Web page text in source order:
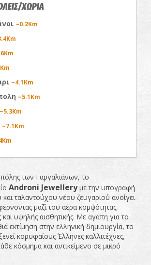
ΧΩΡΙΑ
~0.2Km
~4.1Km
~5.1Km
~5.3Km
~7.1Km
πόλης των Γαργαλιάνων, το
Androni Jewelleryμε την υπογραφή
ταλαντούχου νέου ζευγαριού ανοίγει
μαζί του αέρα κομψότητας,
και υψηλής αισθητικής. Με αγάπη για το
εκτίμηση στην ελληνική δημιουργία, το
κορυφαίους Έλληνες καλλιτέχνες,
κόσμημα και αντικείμενο σε μικρό